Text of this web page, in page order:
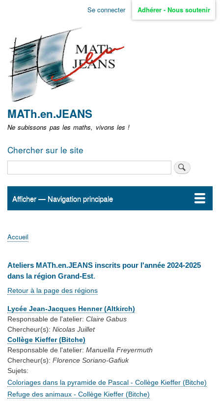
Aller
non
identifié
Se connecter Adhérer - Nous soutenir
MATh.en.JEANS
Ne subissons pas les maths, vivons les !
Chercher sur le site
Navigation
Afficher — Navigation principale
Accueil
ActualitésMATh.en.JEANS ?
Régions et Ateliers
Créer, gérer un atelier
Sujets/Publications
Congrès
d'Ariane
Accueil
Ateliers MATh.en.JEANS inscrits pour l'année 2024-2025
dans la région Grand-Est.
Retour à la page des régions
Lycée Jean-Jacques Henner (Altkirch)
Responsable de l'atelier: Claire Gabus
Chercheur(s): Nicolas Juillet
Collège Kieffer (Bitche)
Responsable de l'atelier: Manuella Freyermuth
Chercheur(s): Florence Soriano-Gafiuk
Sujets:
Coloriages dans la pyramide de Pascal - Collège Kieffer (Bitche)
Refuge des animaux - Collège Kieffer (Bitche)